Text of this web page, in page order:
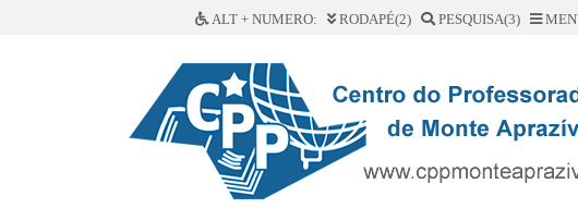
ALT + NUMERO: RODAPÉ(2) PESQUISA(3)